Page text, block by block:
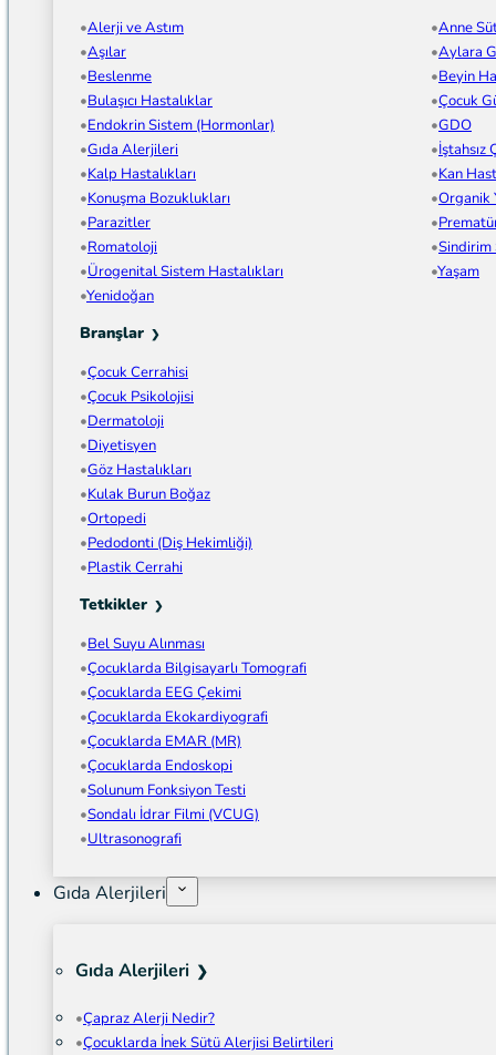
Alerji ve Astım
Anne
Aşılar
Aylara
Beslenme
Beyin
Bulaşıcı Hastalıklar
Çocuk
Endokrin Sistem (Hormonlar)
GDO
Gıda Alerjileri
İştahsız
Kalp Hastalıkları
Kan
Konuşma Bozuklukları
Organik
Parazitler
Romatoloji
Sindirim
Ürogenital Sistem Hastalıkları
Yaşam
Yenidoğan
Branşlar
Çocuk Cerrahisi
Çocuk Psikolojisi
Dermatoloji
Diyetisyen
Göz Hastalıkları
Kulak Burun Boğaz
Ortopedi
Pedodonti (Diş Hekimliği)
Plastik Cerrahi
Tetkikler
Bel Suyu Alınması
Çocuklarda Bilgisayarlı Tomografi
Çocuklarda EEG Çekimi
Çocuklarda Ekokardiyografi
Çocuklarda EMAR (MR)
Çocuklarda Endoskopi
Solunum Fonksiyon Testi
Sondalı İdrar Filmi (VCUG)
Ultrasonografi
Gıda Alerjileri
Gıda Alerjileri
Çapraz Alerji Nedir?
Çocuklarda İnek Sütü Alerjisi Belirtileri